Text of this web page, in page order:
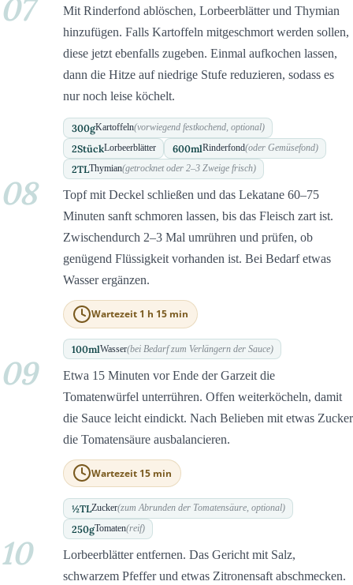
07
Mit Rinderfond ablöschen, Lorbeerblätter und Thymian
hinzufügen. Falls Kartoffeln mitgeschmort werden sollen,
diese jetzt ebenfalls zugeben. Einmal aufkochen lassen,
dann die Hitze auf niedrige Stufe reduzieren, sodass es
nur noch leise köchelt.
300gKartoffeln(vorwiegend festkochend, optional)
2StückLorbeerblätter 600mlRinderfond(oder Gemüsefond)
2TLThymian(getrocknet oder 2–3 Zweige frisch)
08
Topf mit Deckel schließen und das Lekatane 60–75
Minuten sanft schmoren lassen, bis das Fleisch zart ist.
Zwischendurch 2–3 Mal umrühren und prüfen, ob
genügend Flüssigkeit vorhanden ist. Bei Bedarf etwas
Wasser ergänzen.
Wartezeit 1 h 15 min
100mlWasser(bei Bedarf zum Verlängern der Sauce)
09
Etwa 15 Minuten vor Ende der Garzeit die
Tomatenwürfel unterrühren. Offen weiterköcheln, damit
die Sauce leicht eindickt. Nach Belieben mit etwas Zucker
die Tomatensäure ausbalancieren.
Wartezeit 15 min
½TLZucker(zum Abrunden der Tomatensäure, optional)
250gTomaten(reif)
10
Lorbeerblätter entfernen. Das Gericht mit Salz,
schwarzem Pfeffer und etwas Zitronensaft abschmecken.